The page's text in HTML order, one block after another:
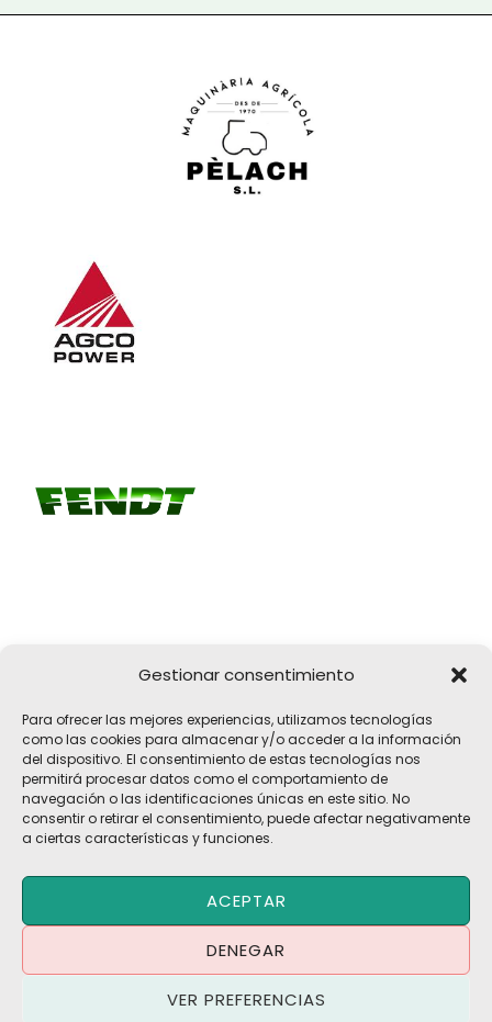
Gestionar consentimiento
Para ofrecer las mejores experiencias, utilizamos tecnologías
como las cookies para almacenar y/o acceder a la información
del dispositivo. El consentimiento de estas tecnologías nos
permitirá procesar datos como el comportamiento de
navegación o las identificaciones únicas en este sitio. No
consentir o retirar el consentimiento, puede afectar negativamente
a ciertas características y funciones.
ACEPTAR
DENEGAR
VER PREFERENCIAS
17183 Vilobí d'Onyar, Girona
pelach@pelach.es
☎972 47 30 61
Copyright © 2026 Maquinària Agrícola Pèlach, S.L | Powered by
Maria CB
Política de Privacidad·Política de Cookies·Aviso Legal
Términos y Condiciones·Contacto·Trabaja con Nosotros